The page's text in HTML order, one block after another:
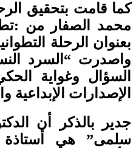
كما قامت بتحقيق
محمد الصفار من
بعنوان الرحلة
واصدرت “السرد
الإصدارات الإبداعية
جدير بالذكر أن
سلمى” هي أستاذة